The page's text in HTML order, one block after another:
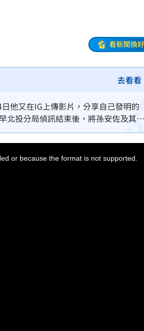
看新聞換
去看看
他又在IG上傳影片，分享自己發明的
北投分局偵訊結束後，將孫安佐及其經
全程低著頭不發一語。
or because the format is not supported.